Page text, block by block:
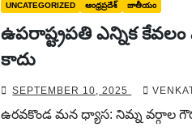
UNCATEGORIZED ఆంధ్రప్రదేశ్ జాతీయం
ఉపరాష్ట్రపతి ఎన్నిక కేవలం
కాదు
SEPTEMBER 10, 2025
ఉరవకొండ మన ధ్యాస: నిమ్న వర్గాల